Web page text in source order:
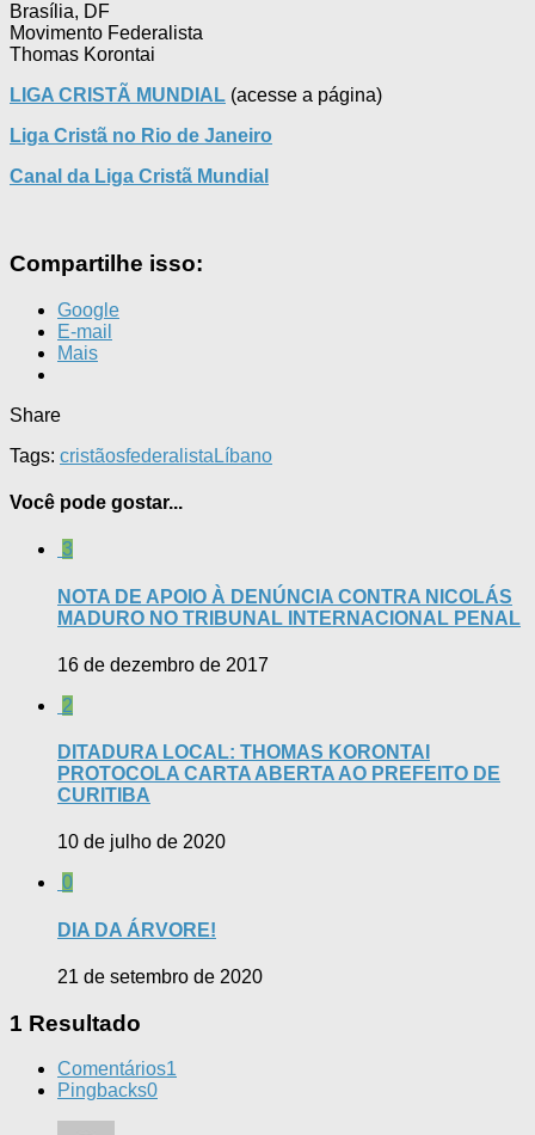
Brasília, DF
Movimento Federalista
Thomas Korontai
LIGA CRISTÃ MUNDIAL (acesse a página)
Liga Cristã no Rio de Janeiro
Canal da Liga Cristã Mundial
Compartilhe isso:
Google
E-mail
Mais
Share
Tags: cristãosfederalista Líbano
Você pode gostar...
3
NOTA DE APOIO À DENÚNCIA CONTRA NICOLÁS
MADURO NO TRIBUNAL INTERNACIONAL PENAL
16 de dezembro de 2017
2
DITADURA LOCAL: THOMAS KORONTAI
PROTOCOLA CARTA ABERTA AO PREFEITO DE
CURITIBA
10 de julho de 2020
0
DIA DA ÁRVORE!
21 de setembro de 2020
1 Resultado
Comentários1
Pingbacks0